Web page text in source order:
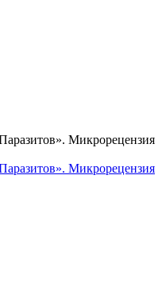
Микрорецензия
Микрорецензия